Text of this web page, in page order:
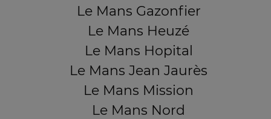
Le Mans Gazonfier
Le Mans Heuzé
Le Mans Hopital
Le Mans Jean Jaurès
Le Mans Mission
Le Mans Nord